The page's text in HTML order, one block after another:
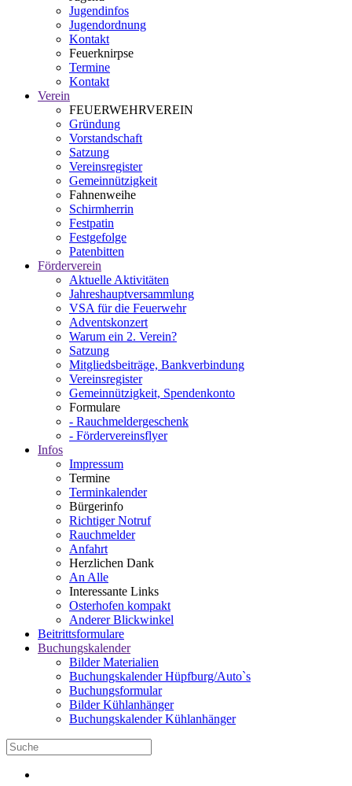
Jugendinfos
Jugendordnung
Kontakt
Feuerknirpse
Termine
Kontakt
Verein
FEUERWEHRVEREIN
Gründung
Vorstandschaft
Satzung
Vereinsregister
Gemeinnützigkeit
Fahnenweihe
Schirmherrin
Festpatin
Festgefolge
Patenbitten
Förderverein
Aktuelle Aktivitäten
Jahreshauptversammlung
VSA für die Feuerwehr
Adventskonzert
Warum ein 2. Verein?
Satzung
Mitgliedsbeiträge, Bankverbindung
Vereinsregister
Gemeinnützigkeit, Spendenkonto
Formulare
- Rauchmeldergeschenk
- Fördervereinsflyer
Infos
Impressum
Termine
Terminkalender
Bürgerinfo
Richtiger Notruf
Rauchmelder
Anfahrt
Herzlichen Dank
An Alle
Interessante Links
Osterhofen kompakt
Anderer Blickwinkel
Beitrittsformulare
Buchungskalender
Bilder Materialien
Buchungskalender Hüpfburg/Auto`s
Buchungsformular
Bilder Kühlanhänger
Buchungskalender Kühlanhänger